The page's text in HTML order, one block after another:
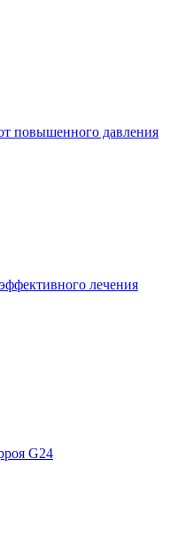
повышенного давления
лечения
G24